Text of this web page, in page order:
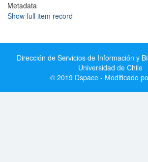
Metadata
Show full item record
Dirección de Servicios de Información y
Universidad de Chile
© 2019 Dspace - Modificado